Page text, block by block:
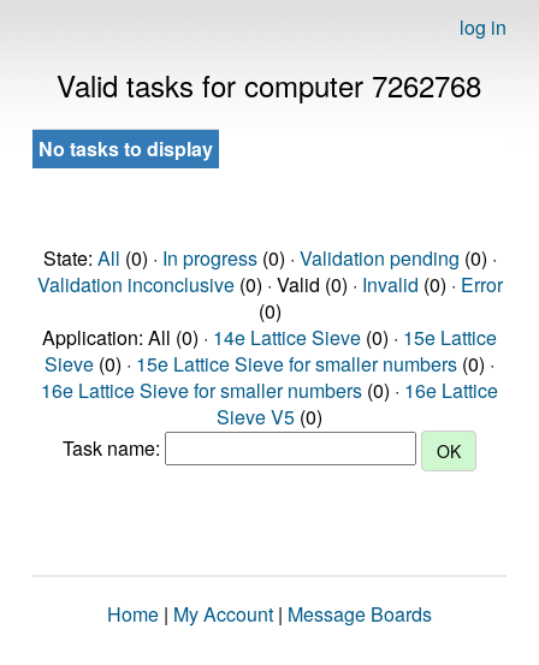
log in
Valid tasks for computer 7262768
No tasks to display
State: All (0) · In progress(0) · Validation pending (0) ·
Validation inconclusive(0) · Valid (0) · Invalid (0) · Error
(0)
Application: All (0) · 14e Lattice Sieve (0) · 15e Lattice
Sieve (0) · 15e Lattice Sieve for smaller numbers (0) ·
16e Lattice Sieve for smaller numbers (0) · 16e Lattice
Sieve V5 (0)
Task name:
Home | My Account | Message Boards